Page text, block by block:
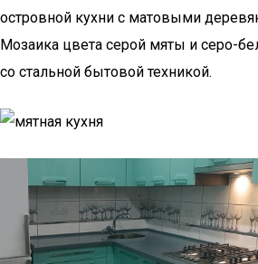
островной кухни с матовыми
Мозаика цвета серой мяты и серо-
со стальной бытовой техникой.